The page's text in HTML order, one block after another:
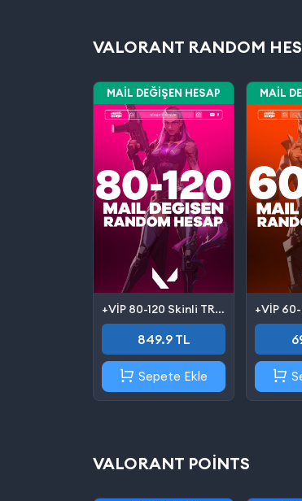
VALORANT RANDOM
MAIL DEĞIŞEN HESAP
+VİP 80-120 Skinli TR Valorant Hesap (Mail Değişen)
849.9 TL
Sepete Ekle
MAIL
VALORANT POINTS